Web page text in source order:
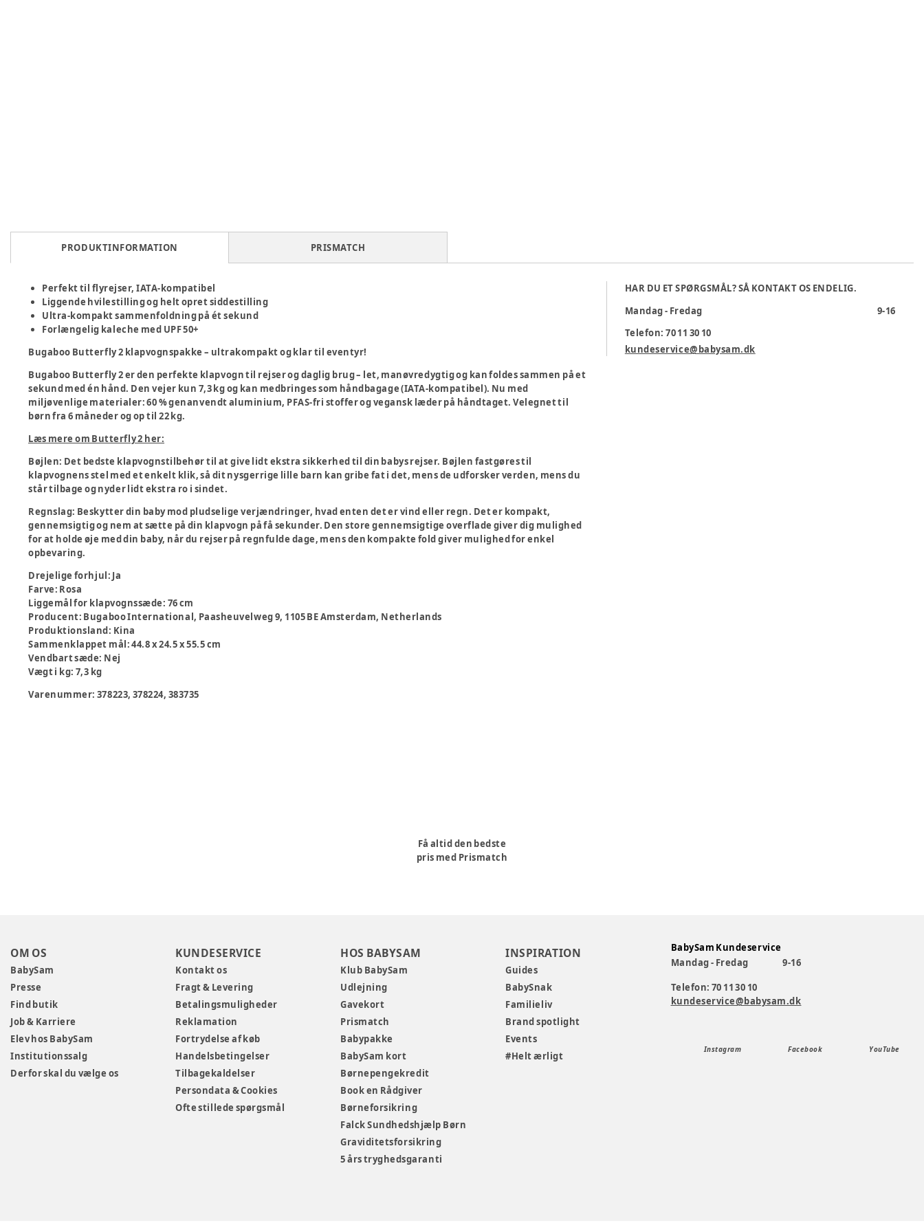
PRODUKTINFORMATION PRISMATCH
Perfekt til flyrejser, IATA-kompatibel
Liggende hvilestilling og helt opret siddestilling
Ultra-kompakt sammenfoldning på ét sekund
Forlængelig kaleche med UPF 50+
Bugaboo Butterfly 2 klapvognspakke – ultrakompakt og klar til eventyr!
Bugaboo Butterfly 2 er den perfekte klapvogn til rejser og daglig brug – let, manøvredygtig og kan foldes sammen på et
sekund med én hånd. Den vejer kun 7,3 kg og kan medbringes som håndbagage (IATA-kompatibel). Nu med
miljøvenlige materialer: 60 % genanvendt aluminium, PFAS-fri stoffer og vegansk læder på håndtaget. Velegnet til
børn fra 6 måneder og op til 22 kg.
Læs mere om Butterfly 2 her:
Bøjlen: Det bedste klapvognstilbehør til at give lidt ekstra sikkerhed til din babys rejser. Bøjlen fastgøres til
klapvognens stel med et enkelt klik, så dit nysgerrige lille barn kan gribe fat i det, mens de udforsker verden, mens du
står tilbage og nyder lidt ekstra ro i sindet.
Regnslag: Beskytter din baby mod pludselige verjændringer, hvad enten det er vind eller regn. Det er kompakt,
gennemsigtig og nem at sætte på din klapvogn på få sekunder. Den store gennemsigtige overflade giver dig mulighed
for at holde øje med din baby, når du rejser på regnfulde dage, mens den kompakte fold giver mulighed for enkel
opbevaring.
Drejelige forhjul: Ja
Farve: Rosa
Liggemål for klapvognssæde: 76 cm
Producent: Bugaboo International, Paasheuvelweg 9, 1105 BE Amsterdam, Netherlands
Produktionsland: Kina
Sammenklappet mål:44.8 x 24.5 x 55.5 cm
Vendbart sæde: Nej
Vægt i kg: 7,3 kg
Varenummer: 378223, 378224, 383735
HAR DU ET SPØRGSMÅL? SÅ KONTAKT OS ENDELIG.
Mandag - Fredag
9-16
Telefon: 70 11 30 10
kundeservice@babysam.dk
Få altid den bedste
pris med Prismatch
OM OS
BabySam
Presse
Find butik
Job & Karriere
Elev hos BabySam
Institutionssalg
Derfor skal du vælge os
KUNDESERVICE
Kontakt os
Fragt & Levering
Betalingsmuligheder
Reklamation
Fortrydelse af køb
Handelsbetingelser
Tilbagekaldelser
Persondata & Cookies
Ofte stillede spørgsmål
HOS BABYSAM
Klub BabySam
Udlejning
Gavekort
Prismatch
Babypakke
BabySam kort
Børnepengekredit
Book en Rådgiver
Børneforsikring
Falck Sundhedshjælp Børn
Graviditetsforsikring
5 års tryghedsgaranti
INSPIRATION
Guides
BabySnak
Familieliv
Brand spotlight
Events
#Helt ærligt
BabySam Kundeservice
Mandag - Fredag
9-16
Telefon: 70 11 30 10
kundeservice@babysam.dk
Instagram Facebook YouTube